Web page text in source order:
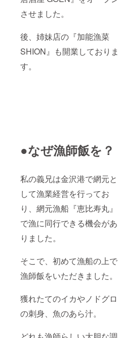
させました。
後、姉妹店の『加能漁菜
SHION』も開業しておりま
す。
●なぜ漁師飯を？
私の義兄は金沢港で網元と
して漁業経営を行ってお
り、網元漁船『恵比寿丸』
で漁に同行できる機会があ
りました。
そこで、初めて漁船の上で
漁師飯をいただきました。
獲れたてのイカやノドグロ
の刺身、魚のあら汁。